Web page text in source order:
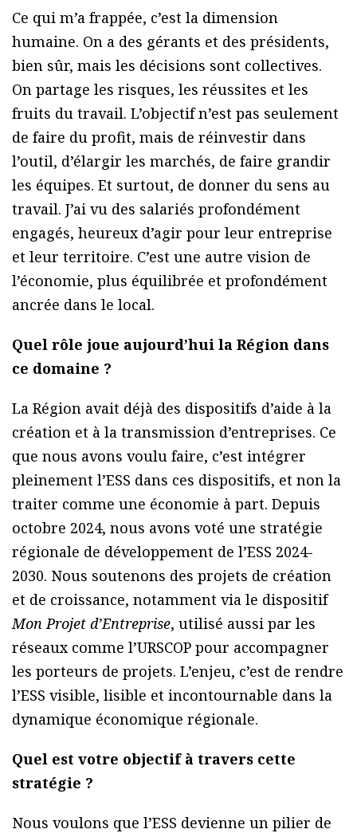
Ce qui m’a frappée, c’est la dimension
humaine. On a des gérants et des présidents,
bien sûr, mais les décisions sont collectives.
On partage les risques, les réussites et les
fruits du travail. L’objectif n’est pas seulement
de faire du profit, mais de réinvestir dans
l’outil, d’élargir les marchés, de faire grandir
les équipes. Et surtout, de donner du sens au
travail. J’ai vu des salariés profondément
engagés, heureux d’agir pour leur entreprise
et leur territoire. C’est une autre vision de
l’économie, plus équilibrée et profondément
ancrée dans le local.
Quel rôle joue aujourd’hui la Région dans
ce domaine ?
La Région avait déjà des dispositifs d’aide à la
création et à la transmission d’entreprises. Ce
que nous avons voulu faire, c’est intégrer
pleinement l’ESS dans ces dispositifs, et non la
traiter comme une économie à part. Depuis
octobre 2024, nous avons voté une stratégie
régionale de développement de l’ESS 2024-
2030. Nous soutenons des projets de création
et de croissance, notamment via le dispositif
Mon Projet d’Entreprise, utilisé aussi par les
réseaux comme l’URSCOP pour accompagner
les porteurs de projets. L’enjeu, c’est de rendre
l’ESS visible, lisible et incontournable dans la
dynamique économique régionale.
Quel est votre objectif à travers cette
stratégie ?
Nous voulons que l’ESS devienne un pilier de